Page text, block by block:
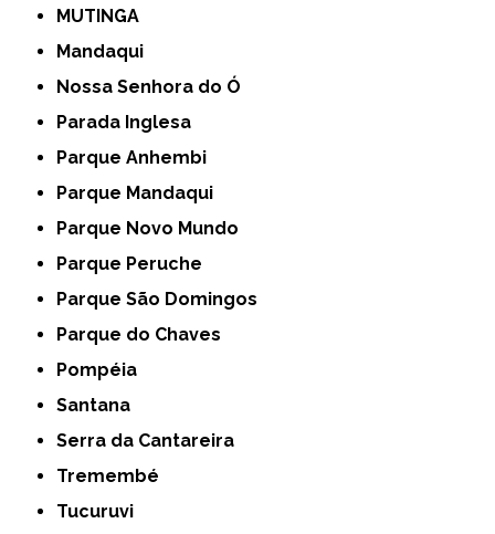
MUTINGA
Mandaqui
Nossa Senhora do Ó
Parada Inglesa
Parque Anhembi
Parque Mandaqui
Parque Novo Mundo
Parque Peruche
Parque São Domingos
Parque do Chaves
Pompéia
Santana
Serra da Cantareira
Tremembé
Tucuruvi